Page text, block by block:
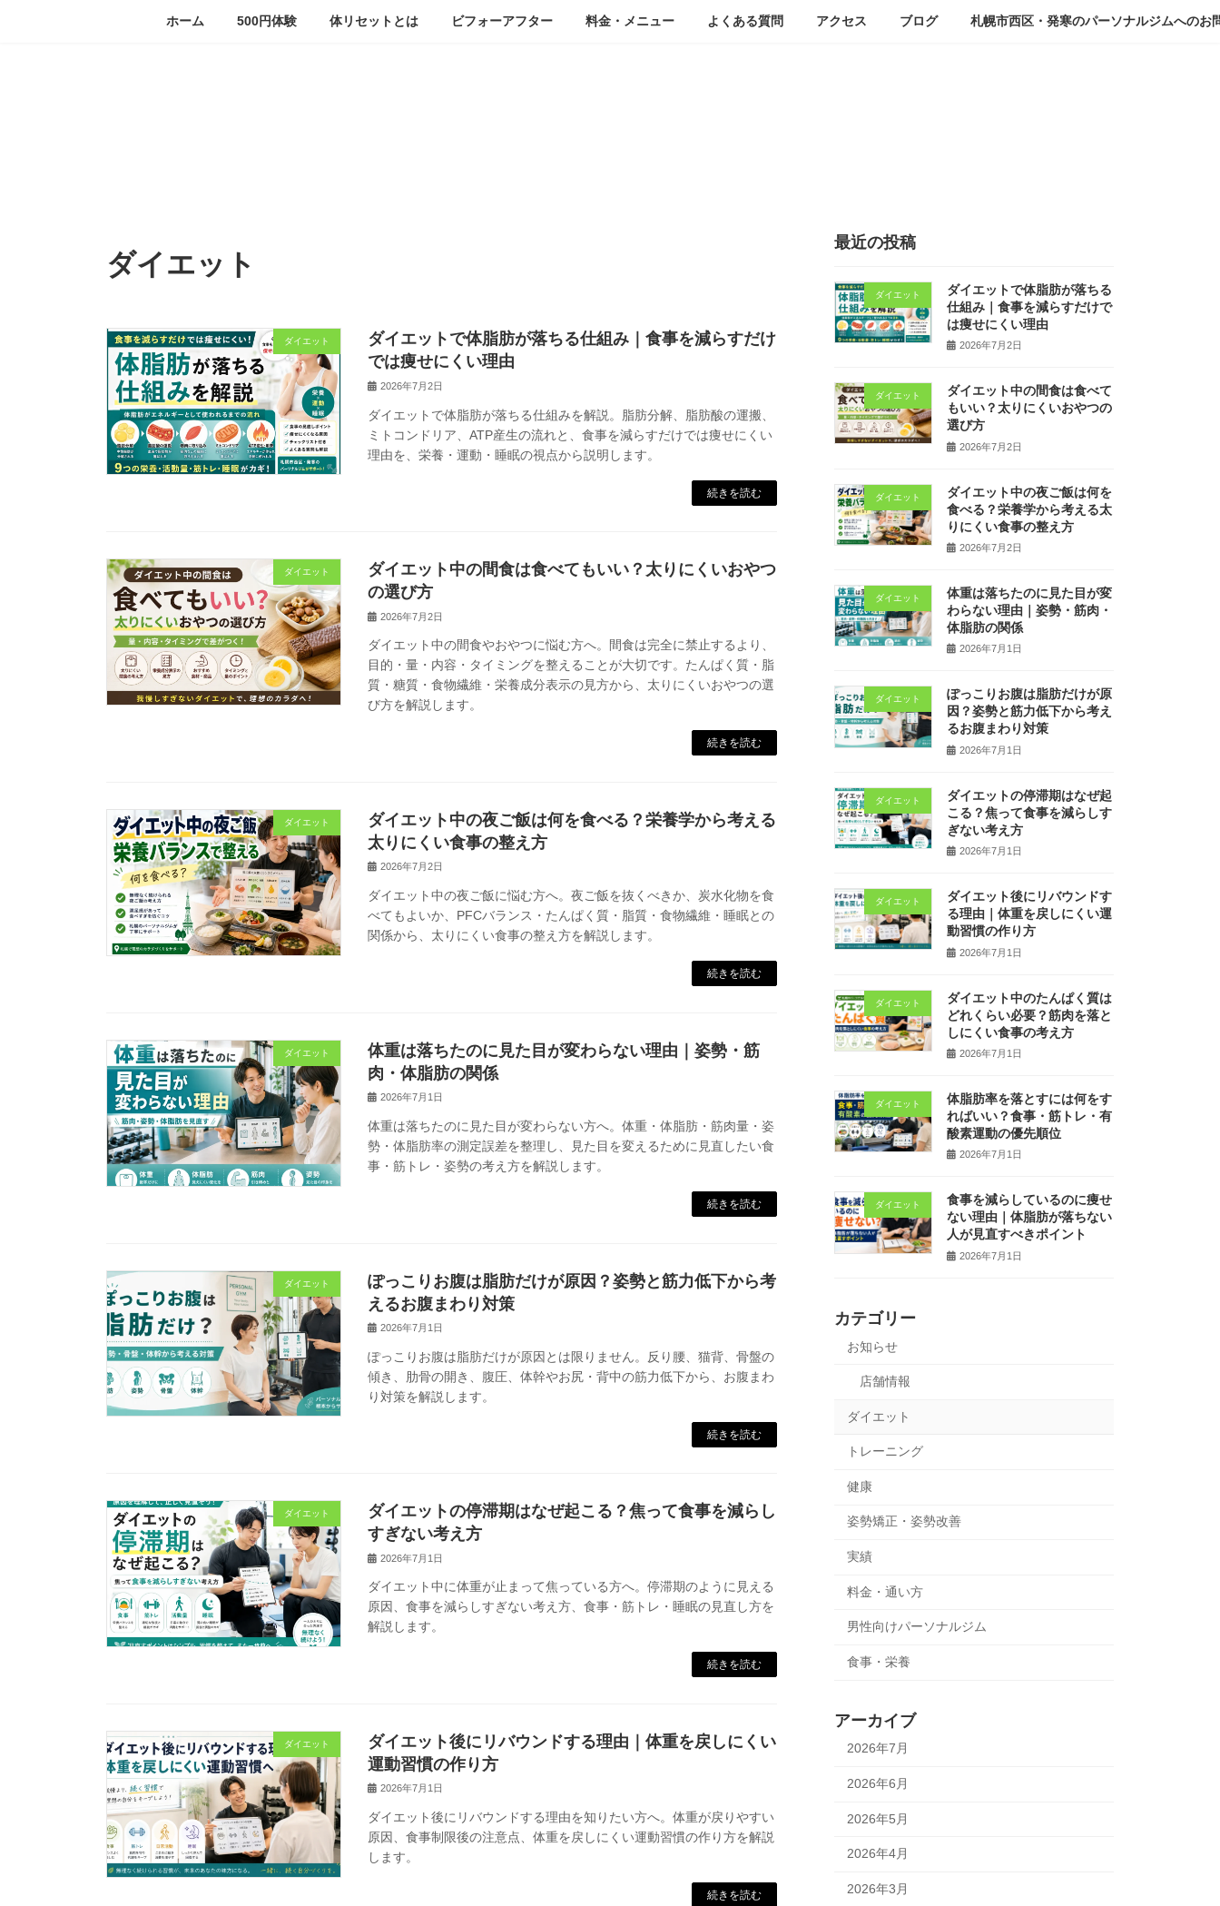
ホーム 500円体験 体リセットとは ビフォーアフター 料金・メニュー よくある質問 アクセス ブログ 札幌市西区・発寒のパーソナルジムへのお
ダイエット
ダイエット
ダイエットで体脂肪が落ちる仕組み｜食事を減らすだけ
では痩せにくい理由
2026年7月2日
ダイエットで体脂肪が落ちる仕組みを解説。脂肪分解、脂肪酸の運搬、
ミトコンドリア、ATP産生の流れと、食事を減らすだけでは痩せにくい
理由を、栄養・運動・睡眠の視点から説明します。
続きを読む
ダイエット
ダイエット中の間食は食べてもいい？太りにくいおやつ
の選び方
2026年7月2日
ダイエット中の間食やおやつに悩む方へ。間食は完全に禁止するより、
目的・量・内容・タイミングを整えることが大切です。たんぱく質・脂
質・糖質・食物繊維・栄養成分表示の見方から、太りにくいおやつの選
び方を解説します。
続きを読む
ダイエット
ダイエット中の夜ご飯は何を食べる？栄養学から考える
太りにくい食事の整え方
2026年7月2日
ダイエット中の夜ご飯に悩む方へ。夜ご飯を抜くべきか、炭水化物を食
べてもよいか、PFCバランス・たんぱく質・脂質・食物繊維・睡眠との
関係から、太りにくい食事の整え方を解説します。
続きを読む
ダイエット
体重は落ちたのに見た目が変わらない理由｜姿勢・筋
肉・体脂肪の関係
2026年7月1日
体重は落ちたのに見た目が変わらない方へ。体重・体脂肪・筋肉量・姿
勢・体脂肪率の測定誤差を整理し、見た目を変えるために見直したい食
事・筋トレ・姿勢の考え方を解説します。
続きを読む
ダイエット
ぽっこりお腹は脂肪だけが原因？姿勢と筋力低下から考
えるお腹まわり対策
2026年7月1日
ぽっこりお腹は脂肪だけが原因とは限りません。反り腰、猫背、骨盤の
傾き、肋骨の開き、腹圧、体幹やお尻・背中の筋力低下から、お腹まわ
り対策を解説します。
続きを読む
ダイエット
ダイエットの停滞期はなぜ起こる？焦って食事を減らし
すぎない考え方
2026年7月1日
ダイエット中に体重が止まって焦っている方へ。停滞期のように見える
原因、食事を減らしすぎない考え方、食事・筋トレ・睡眠の見直し方を
解説します。
続きを読む
ダイエット
ダイエット後にリバウンドする理由｜体重を戻しにくい
運動習慣の作り方
2026年7月1日
ダイエット後にリバウンドする理由を知りたい方へ。体重が戻りやすい
原因、食事制限後の注意点、体重を戻しにくい運動習慣の作り方を解説
します。
続きを読む
最近の投稿
ダイエット
ダイエットで体脂肪が落ちる
仕組み｜食事を減らすだけで
は痩せにくい理由
2026年7月2日
ダイエット
ダイエット中の間食は食べて
もいい？太りにくいおやつの
選び方
2026年7月2日
ダイエット
ダイエット中の夜ご飯は何を
食べる？栄養学から考える太
りにくい食事の整え方
2026年7月2日
ダイエット
体重は落ちたのに見た目が変
わらない理由｜姿勢・筋肉・
体脂肪の関係
2026年7月1日
ダイエット
ぽっこりお腹は脂肪だけが原
因？姿勢と筋力低下から考え
るお腹まわり対策
2026年7月1日
ダイエット
ダイエットの停滞期はなぜ起
こる？焦って食事を減らしす
ぎない考え方
2026年7月1日
ダイエット
ダイエット後にリバウンドす
る理由｜体重を戻しにくい運
動習慣の作り方
2026年7月1日
ダイエット
ダイエット中のたんぱく質は
どれくらい必要？筋肉を落と
しにくい食事の考え方
2026年7月1日
ダイエット
体脂肪率を落とすには何をす
ればいい？食事・筋トレ・有
酸素運動の優先順位
2026年7月1日
ダイエット
食事を減らしているのに痩せ
ない理由｜体脂肪が落ちない
人が見直すべきポイント
2026年7月1日
カテゴリー
お知らせ
店舗情報
ダイエット
トレーニング
健康
姿勢矯正・姿勢改善
実績
料金・通い方
男性向けパーソナルジム
食事・栄養
アーカイブ
2026年7月
2026年6月
2026年5月
2026年4月
2026年3月